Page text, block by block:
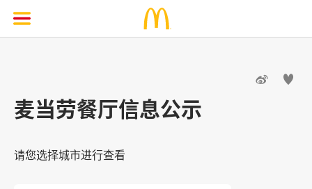
 
麦当劳餐厅信息公示
请您选择城市进行查看